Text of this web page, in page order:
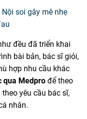
soi gây mê nhẹ
đều đã triển khai
bài bản, bác sĩ giỏi,
hợp nhu cầu khác
qua Medpro để theo
yêu cầu bác sĩ,
nhân.